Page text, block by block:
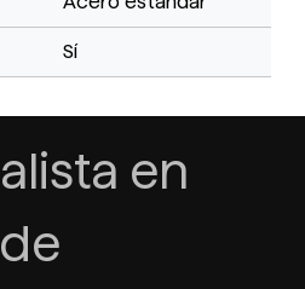
Sí
en